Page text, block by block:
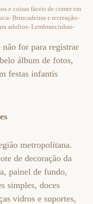
e coisas fáceis de comer em
Brincadeiras e recreação-
adultos- Lembrancinhas-
não for para registrar
álbum de fotos,
festas infantis
metropolitana.
de decoração da
painel de fundo,
simples, doces
vidros e suportes,